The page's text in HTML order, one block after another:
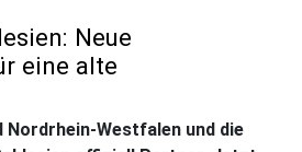
Neue
eine alte
Nordrhein-Westfalen und die